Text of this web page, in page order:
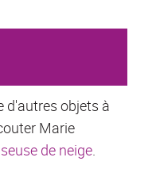
d'autres objets à
Marie
de neige.